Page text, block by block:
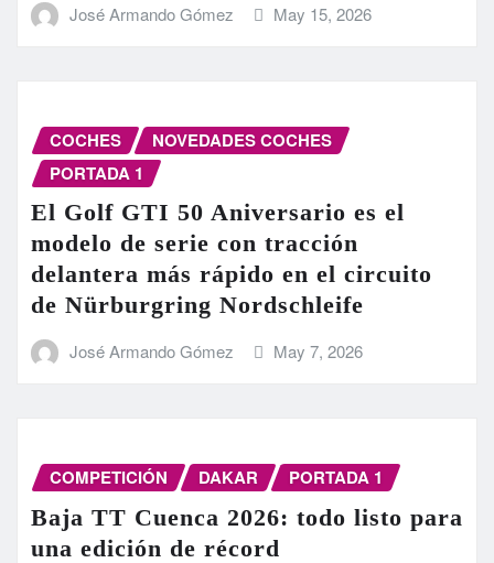
José Armando Gómez May 15, 2026
COCHES
NOVEDADES COCHES
PORTADA 1
El Golf GTI 50 Aniversario es el
modelo de serie con tracción
delantera más rápido en el circuito
de Nürburgring Nordschleife
José Armando Gómez May 7, 2026
COMPETICIÓN DAKAR PORTADA 1
Baja TT Cuenca 2026: todo listo para
una edición de récord